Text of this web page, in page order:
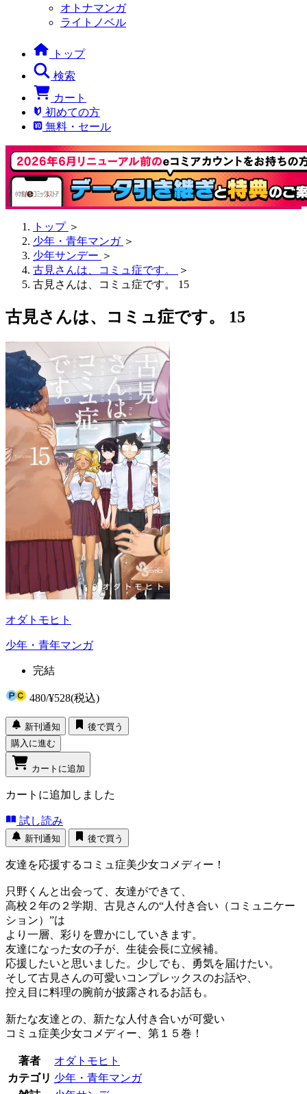
オトナマンガ
ライトノベル
トップ
検索
カート
初めての方
無料・セール
トップ ＞
少年・青年マンガ ＞
少年サンデー ＞
古見さんは、コミュ症です。
＞
古見さんは、コミュ症です。 15
古見さんは、コミュ症です。 15
オダトモヒト
少年・青年マンガ
完結
480/¥528(税込)
新刊通知
後で買う
購入に進む
カートに追加
カートに追加しました
試し読み
新刊通知 後で買う
友達を応援するコミュ症美少女コメディー！
只野くんと出会って、友達ができて、
高校２年の２学期、古見さんの“人付き合い（コミュニケー
ション）”は
より一層、彩りを豊かにしていきます。
友達になった女の子が、生徒会長に立候補。
応援したいと思いました。少しでも、勇気を届けたい。
そして古見さんの可愛いコンプレックスのお話や、
控え目に料理の腕前が披露されるお話も。
新たな友達との、新たな人付き合いが可愛い
コミュ症美少女コメディー、第１５巻！
著者
オダトモヒト
カテゴリ 少年・青年マンガ